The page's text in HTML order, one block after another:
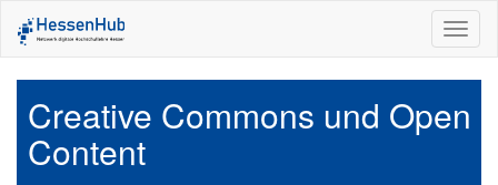
Creative Commons und Open
Content